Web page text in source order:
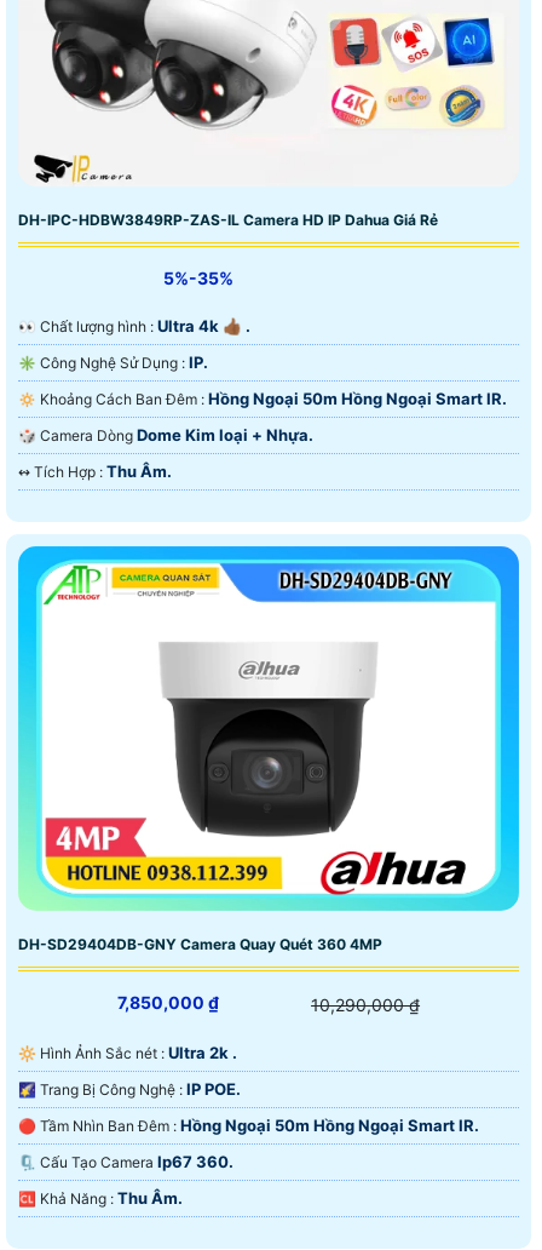
DH-IPC-HDBW3849RP-ZAS-IL Camera HD IP Dahua Giá Rẻ
5%-35%
️👀 Chất lượng hình : Ultra 4k 👍🏾 .
✳️ Công Nghệ Sử Dụng : IP.
🔅 Khoảng Cách Ban Đêm : Hồng Ngoại 50m Hồng Ngoại Smart IR.
🎲 Camera Dòng Dome Kim loại + Nhựa.
️↭ Tích Hợp : Thu Âm.
DH-SD29404DB-GNY Camera Quay Quét 360 4MP
7,850,000 ₫ 10,290,000 ₫
🔆 Hình Ảnh Sắc nét : Ultra 2k .
🌠 Trang Bị Công Nghệ : IP POE.
🔴 Tầm Nhìn Ban Đêm : Hồng Ngoại 50m Hồng Ngoại Smart IR.
🗜️ Cấu Tạo Camera Ip67 360.
️🆑 Khả Năng : Thu Âm.